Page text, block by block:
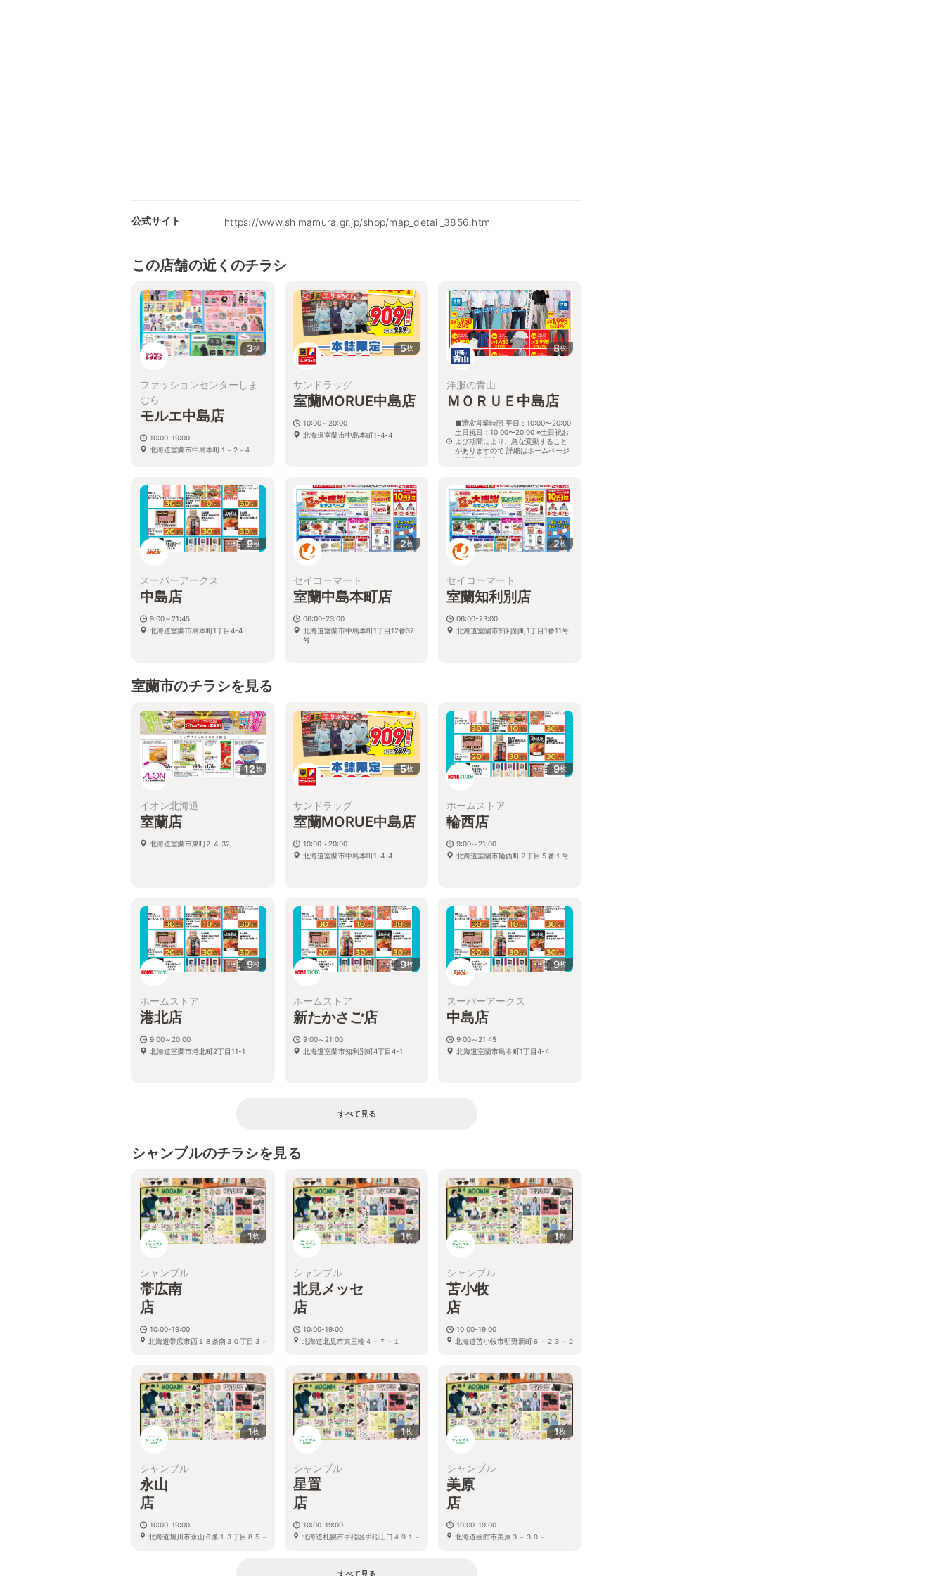
公式サイト https://www.shimamura.gr.jp/shop/map_detail_3856.html
この店舗の近くのチラシ
3枚
ファッションセンターしま
むら
モルエ中島店
10:00-19:00
北海道室蘭市中島本町１−２−４
5枚
サンドラッグ
室蘭MORUE中島店
10:00～20:00
北海道室蘭市中島本町1-4-4
8枚
洋服の青山
ＭＯＲＵＥ中島店
■通常営業時間 平日：10:00〜20:00
土日祝日：10:00〜20:00 ※土日祝お
よび期間により、急な変動すること
がありますので 詳細はホームページ
を確認ください
9枚
スーパーアークス
中島店
9:00～21:45
北海道室蘭市島本町1丁目4-4
2枚
セイコーマート
室蘭中島本町店
06:00-23:00
北海道室蘭市中島本町1丁目12番37
号
2枚
セイコーマート
室蘭知利別店
06:00-23:00
北海道室蘭市知利別町1丁目1番11号
室蘭市のチラシを見る
12枚
イオン北海道
室蘭店
北海道室蘭市東町2-4-32
5枚
サンドラッグ
室蘭MORUE中島店
10:00～20:00
北海道室蘭市中島本町1-4-4
9枚
ホームストア
輪西店
9:00～21:00
北海道室蘭市輪西町２丁目５番１号
9枚
ホームストア
港北店
9:00～20:00
北海道室蘭市港北町2丁目11-1
9枚
ホームストア
新たかさご店
9:00～21:00
北海道室蘭市知利別町4丁目4-1
9枚
スーパーアークス
中島店
9:00～21:45
北海道室蘭市島本町1丁目4-4
すべて見る
シャンブルのチラシを見る
1枚
シャンブル
帯広南
店
10:00-19:00
北海道帯広市西１８条南３０丁目３－
1枚
シャンブル
北見メッセ
店
10:00-19:00
北海道北見市東三輪４－７－１
1枚
シャンブル
苫小牧
店
10:00-19:00
北海道苫小牧市明野新町６－２３－２
1枚
シャンブル
永山
店
10:00-19:00
北海道旭川市永山６条１３丁目８５－
1枚
シャンブル
星置
店
10:00-19:00
北海道札幌市手稲区手稲山口４９１－
1枚
シャンブル
美原
店
10:00-19:00
北海道函館市美原３－３０－
すべて見る